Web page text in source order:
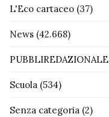
L'Eco cartaceo (37)
News (42.668)
PUBBLIREDAZIONALE
Scuola (534)
Senza categoria (2)